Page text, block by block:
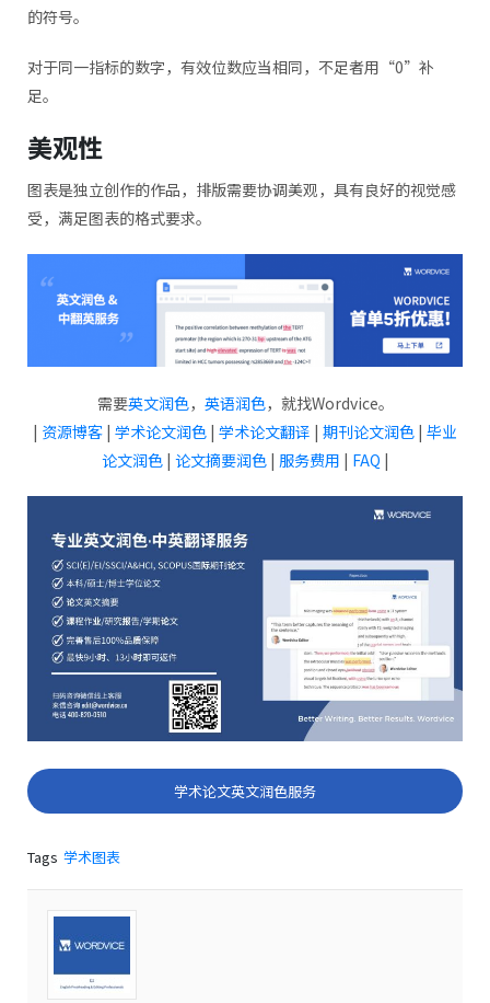
的符号。
对于同一指标的数字，有效位数应当相同，不足者用“0”补
足。
美观性
图表是独立创作的作品，排版需要协调美观，具有良好的视觉感
受，满足图表的格式要求。
需要英文润色， 英语润色，就找Wordvice。
| 资源博客 | 学术论文润色 | 学术论文翻译 | 期刊论文润色 | 毕业
论文润色| 论文摘要润色| 服务费用 | FAQ |
学术论文英文润色服务
Tags 学术图表